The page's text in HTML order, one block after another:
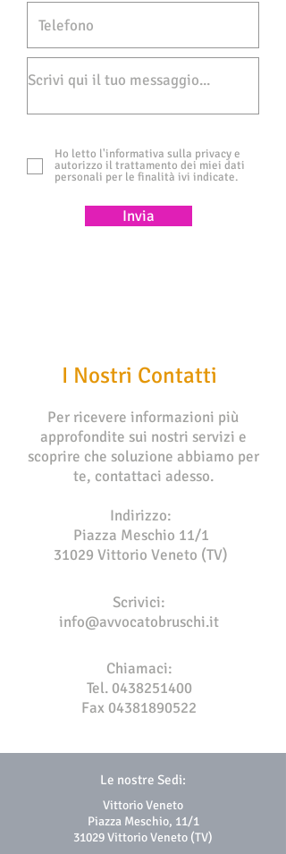
Ho letto l'informativa sulla privacy e
autorizzo il trattamento dei miei dati
personali per le finalità ivi indicate.
Invia
I Nostri Contatti
Per ricevere informazioni più
approfondite sui nostri servizi e
scoprire che soluzione abbiamo per
te, contattaci adesso.
Indirizzo:
Piazza Meschio 11/1
31029 Vittorio Veneto (TV)
Scrivici:
info@avvocatobruschi.it
Chiamaci:
Tel. 0438251400
Fax 04381890522
Le nostre Sedi:
Vittorio Veneto
Piazza Meschio, 11/1
31029 Vittorio Veneto (TV)